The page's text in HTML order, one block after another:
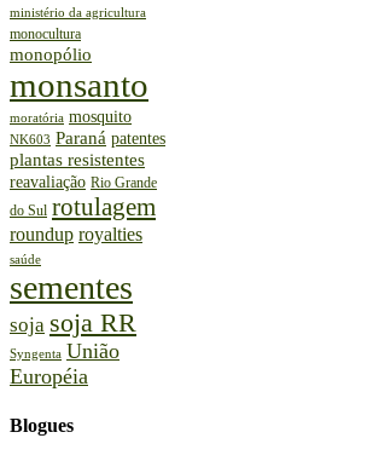
ministério da agricultura
monocultura
monopólio
monsanto
moratória mosquito
NK603 Paraná patentes
plantas resistentes
reavaliação Rio Grande
do Sul rotulagem
roundup royalties
saúde
sementes
soja soja RR
Syngenta União
Européia
Blogues